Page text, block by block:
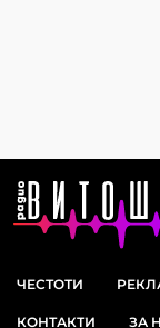
ЧЕСТОТИ
КОНТАКТИ ЗА